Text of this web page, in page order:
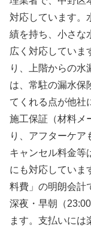
対応しています。
績を持ち、小さな
広く対応していま
り、上階からの水
は、常駐の漏水保
てくれる点が他社
施工保証（材料メ
り、アフターケア
キャンセル料金等
にも対応していま
料費」の明朗会計
深夜・早朝（
ます。支払いには